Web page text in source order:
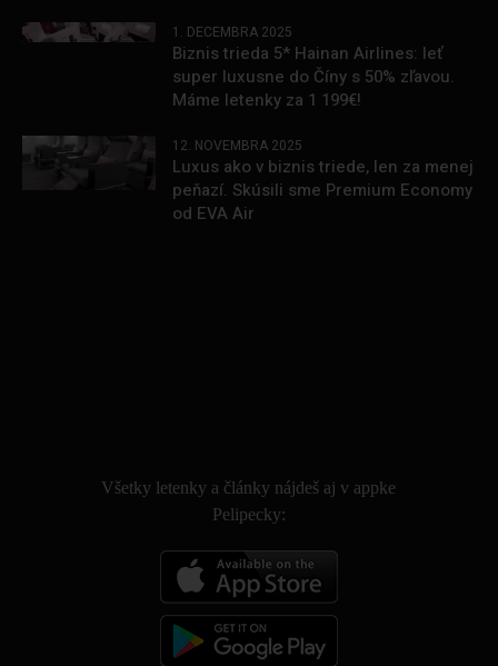
1. DECEMBRA 2025
Biznis trieda 5* Hainan Airlines: leť
super luxusne do Číny s 50% zľavou.
Máme letenky za 1 199€!
12. NOVEMBRA 2025
Luxus ako v biznis triede, len za menej
peňazí. Skúsili sme Premium Economy
od EVA Air
Všetky letenky a články nájdeš aj v appke
Pelipecky: